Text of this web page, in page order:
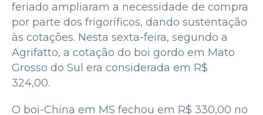
feriado ampliaram a necessidade de compra
por parte dos frigoríficos, dando sustentação
às cotações. Nesta sexta-feira, segundo a
Agrifatto, a cotação do boi gordo em Mato
Grosso do Sul era considerada em R$
324,00.
O boi-China em MS fechou em R$ 330,00 no